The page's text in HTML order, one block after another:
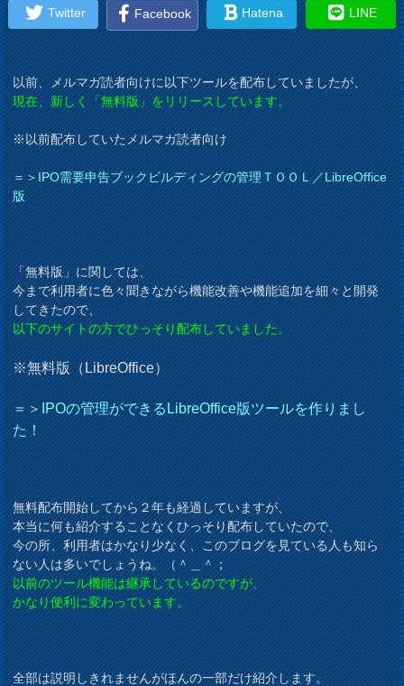
Twitter Facebook Hatena LINE
以前、メルマガ読者向けに以下ツールを配布していましたが、
現在、新しく「無料版」をリリースしています。
※以前配布していたメルマガ読者向け
＝＞IPO需要申告ブックビルディングの管理ＴＯＯＬ／LibreOffice
版
「無料版」に関しては、
今まで利用者に色々聞きながら機能改善や機能追加を細々と開発
してきたので、
以下のサイトの方でひっそり配布していました。
※無料版（LibreOffice）
＝＞IPOの管理ができるLibreOffice版ツールを作りまし
た！
無料配布開始してから２年も経過していますが、
本当に何も紹介することなくひっそり配布していたので、
今の所、利用者はかなり少なく、このブログを見ている人も知ら
ない人は多いでしょうね。（＾＿＾；
以前のツール機能は継承しているのですが、
かなり便利に変わっています。
全部は説明しきれませんがほんの一部だけ紹介します。